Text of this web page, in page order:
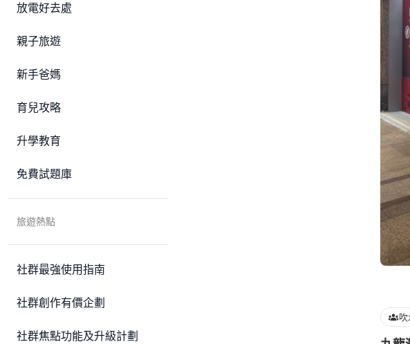
放電好去處
親子旅遊
新手爸媽
育兒攻略
升學教育
免費試題庫
旅遊熱點
社群最強使用指南
社群創作有價企劃
社群焦點功能及升級計劃
吹